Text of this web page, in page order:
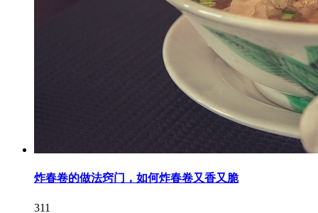
炸春卷的做法窍门，如何炸春卷又香又脆
311